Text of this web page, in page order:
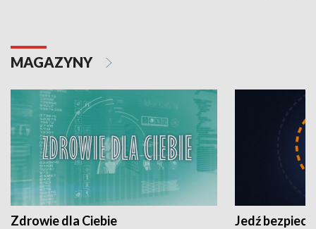
MAGAZYNY
Zdrowie dla Ciebie Jedź